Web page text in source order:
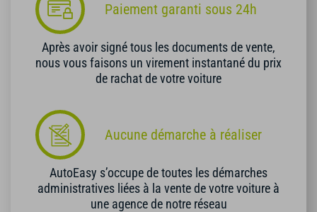
Paiement garanti sous 24h
Après avoir signé tous les documents de vente,
nous vous faisons un virement instantané du prix
de rachat de votre voiture
Aucune démarche à réaliser
AutoEasy s’occupe de toutes les démarches
administratives liées à la vente de votre voiture à
une agence de notre réseau